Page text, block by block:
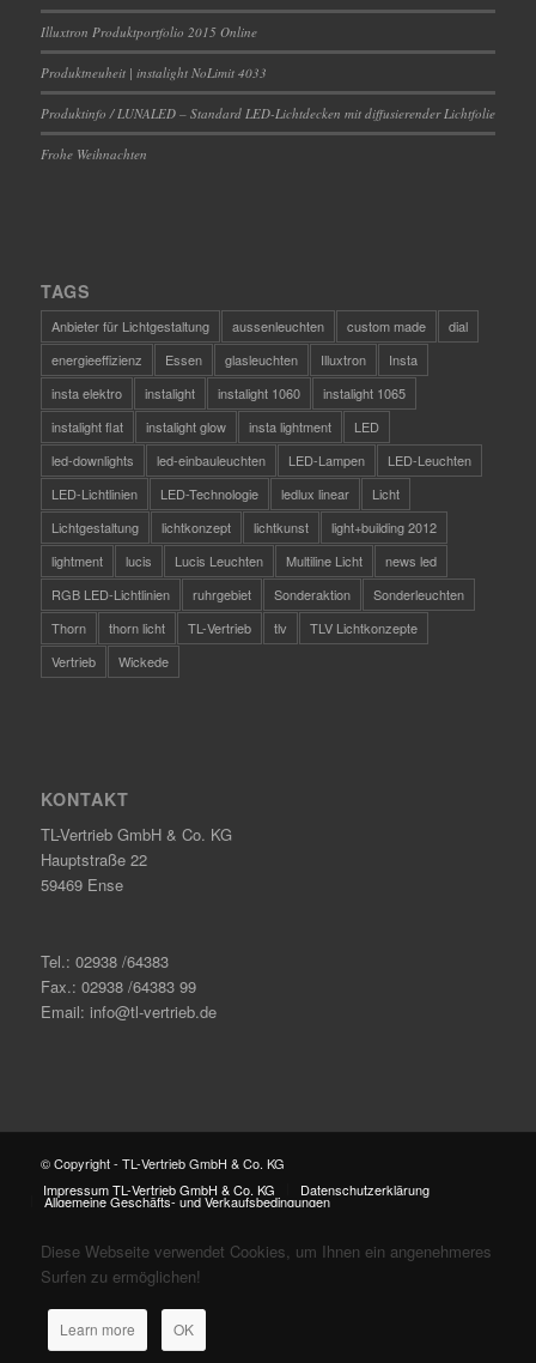
Illuxtron Produktportfolio 2015 Online
Produktneuheit | instalight NoLimit 4033
Produktinfo / LUNALED – Standard LED-Lichtdecken mit diffusierender Lichtfolie
Frohe Weihnachten
TAGS
Anbieter für Lichtgestaltung aussenleuchten custom made
dial
energieeffizienz
Essen glasleuchten Illuxtron
Insta
insta elektro
instalight instalight 1060
instalight 1065
instalight flat
instalight glow insta lightment
LED
led-downlights
led-einbauleuchten LED-Lampen
LED-Leuchten
LED-Lichtlinien
LED-Technologie ledlux linear
Licht
Lichtgestaltung
lichtkonzept lichtkunst
light+building 2012
lightment
lucis Lucis Leuchten Multiline Licht
news led
RGB LED-Lichtlinien
ruhrgebiet Sonderaktion
Sonderleuchten
Thorn
thorn licht TL-Vertrieb tlv
TLV Lichtkonzepte
Vertrieb
Wickede
KONTAKT
TL-Vertrieb GmbH & Co. KG
Hauptstraße 22
59469 Ense
Tel.: 02938 /64383
Fax.: 02938 /64383 99
Email: info@tl-vertrieb.de
© Copyright - TL-Vertrieb GmbH & Co. KG
Impressum TL-Vertrieb GmbH & Co. KG
Datenschutzerklärung
Allgemeine Geschäfts- und Verkaufsbedingungen
Diese Webseite verwendet Cookies, um Ihnen ein angenehmeres
Surfen zu ermöglichen!
Learn more OK